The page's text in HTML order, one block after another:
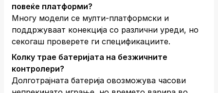
повеќе платформи?
Многу модели се мулти-платформски и
поддржуваат конекција со различни уреди, но
секогаш проверете ги спецификациите.
Колку трае батеријата на безжичните
контролери?
Долготрајната батерија овозможува часови